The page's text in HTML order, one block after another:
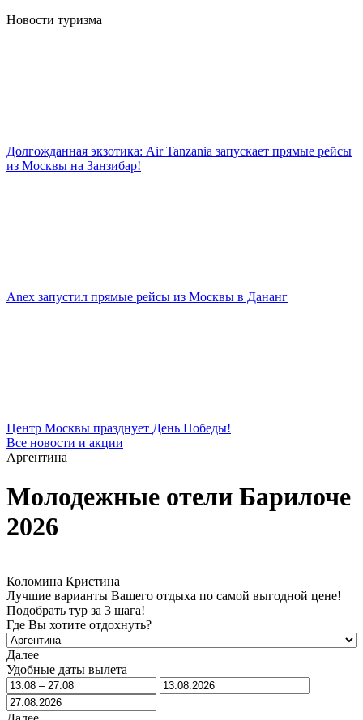
Новости туризма
Долгожданная экзотика: Air Tanzania запускает прямые рейсы
из Москвы на Занзибар!
Anex запустил прямые рейсы из Москвы в Дананг
Центр Москвы празднует День Победы!
Все новости и акции
Аргентина
Молодежные отели Барилоче
2026
Коломина Кристина
Лучшие варианты Вашего отдыха по самой выгодной цене!
Подобрать тур за 3 шага!
Где Вы хотите отдохнуть?
Далее
Удобные даты вылета